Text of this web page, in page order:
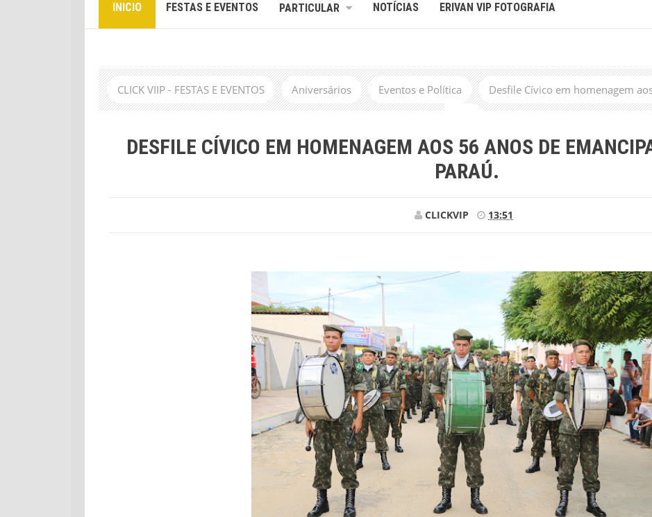
INICIO FESTAS E EVENTOS PARTICULAR NOTÍCIAS ERIVAN VIP FOTOGRAFIA
CLICK VIIP - FESTAS E EVENTOS Aniversários Eventos e Política
Desfile Cívico em homenagem
DESFILE CÍVICO EM HOMENAGEM AOS 56 ANOS DE
PARAÚ.
CLICKVIP 13:51